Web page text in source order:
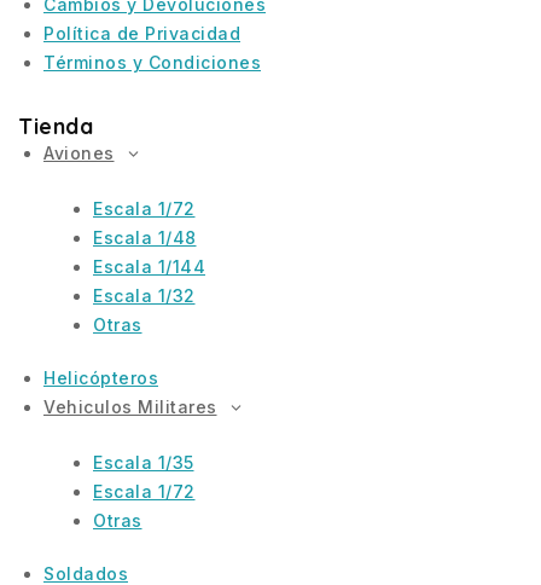
Política de Privacidad
Términos y Condiciones
Tienda
Aviones
Escala 1/72
Escala 1/48
Escala 1/144
Escala 1/32
Otras
Helicópteros
Vehiculos Militares
Escala 1/35
Escala 1/72
Otras
Soldados